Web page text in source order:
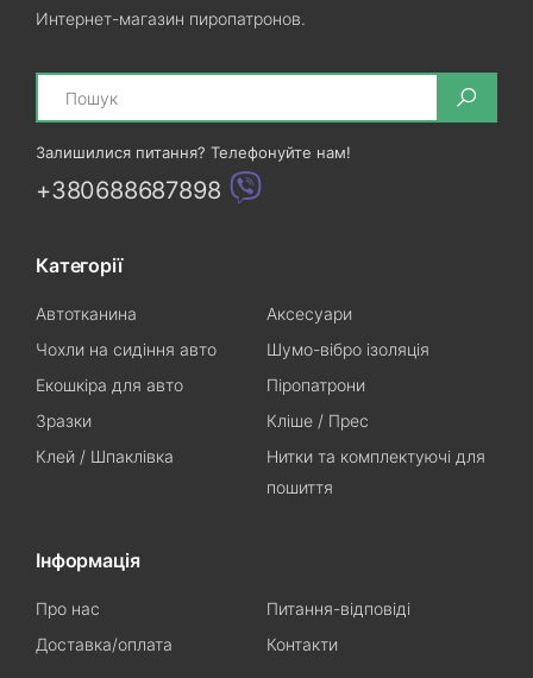
Интернет-магазин пиропатронов.
Search
Залишилися питання? Телефонуйте нам!
+380688687898
Категорії
Автотканина
Аксесуари
Чохли на сидіння авто
Шумо-вібро ізоляція
Екошкіра для авто
Піропатрони
Зразки
Кліше / Прес
Клей / Шпаклівка
Нитки та комплектуючі для
пошиття
Інформація
Про нас
Питання-відповіді
Доставка/оплата
Контакти